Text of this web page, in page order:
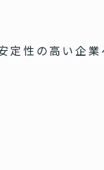
性の高い企業